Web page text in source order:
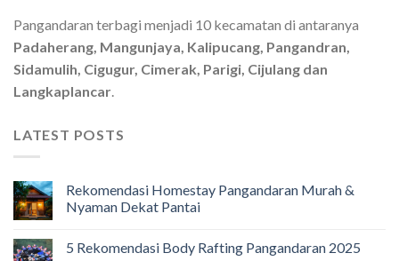
Pangandaran terbagi menjadi 10 kecamatan di antaranya
Padaherang, Mangunjaya, Kalipucang, Pangandran,
Sidamulih, Cigugur, Cimerak, Parigi, Cijulang dan
Langkaplancar.
LATEST POSTS
Rekomendasi Homestay Pangandaran Murah &
Nyaman Dekat Pantai
5 Rekomendasi Body Rafting Pangandaran 2025